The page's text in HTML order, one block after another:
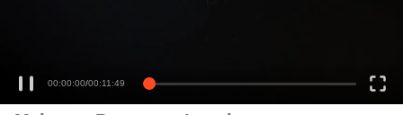
00:00:00/00:11:49